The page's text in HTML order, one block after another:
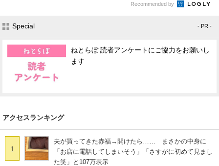
Recommended by
Special - PR -
ねとらぼ 読者アンケートにご協力をお願いし
ます
アクセスランキング
1
夫が買ってきた赤福→開けたら…… まさかの中身に
「お店に電話してしまいそう」「さすがに初めて見まし
た笑」と107万表示